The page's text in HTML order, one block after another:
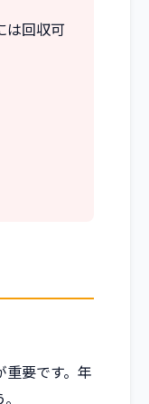
は回収可
要です。年